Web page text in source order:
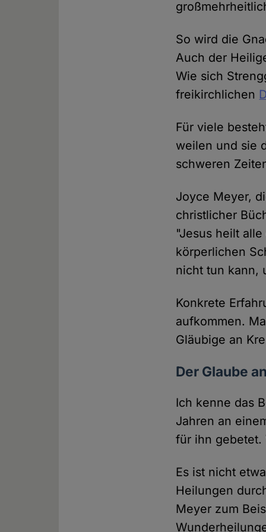
So wird die
Auch der
Wie sich
freikirchlichen
Für viele
weilen und sie
schweren
Joyce Meyer,
christlicher
"Jesus heilt
körperlichen
nicht tun kann,
Konkrete
aufkommen.
Gläubige an
Der Glaube
Ich kenne das
Jahren an
für ihn gebetet.
Es ist nicht
Heilungen
Meyer zum